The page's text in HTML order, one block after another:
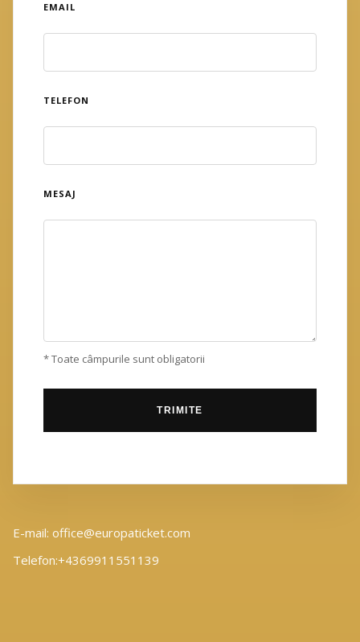
EMAIL
TELEFON
MESAJ
* Toate câmpurile sunt obligatorii
E-mail: office@europaticket.com
Telefon:+4369911551139